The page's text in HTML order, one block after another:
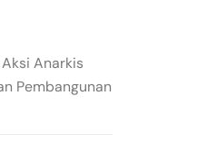
Anarkis
Pembangunan